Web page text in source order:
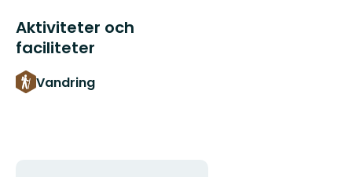
Aktiviteter och
faciliteter
Vandring